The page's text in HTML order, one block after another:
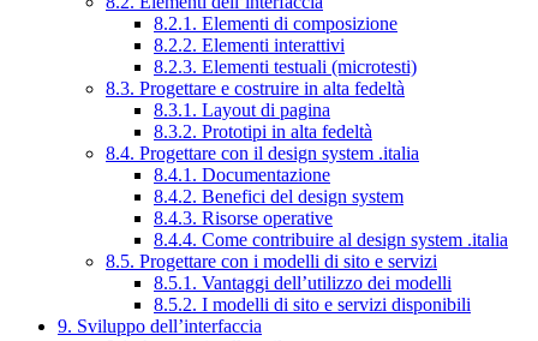
8.2.1. Elementi di composizione
8.2.2. Elementi interattivi
8.2.3. Elementi testuali (microtesti)
8.3. Progettare e costruire in alta fedeltà
8.3.1. Layout di pagina
8.3.2. Prototipi in alta fedeltà
8.4. Progettare con il design system .italia
8.4.1. Documentazione
8.4.2. Benefici del design system
8.4.3. Risorse operative
8.4.4. Come contribuire al design system .italia
8.5. Progettare con i modelli di sito e servizi
8.5.1. Vantaggi dell’utilizzo dei modelli
8.5.2. I modelli di sito e servizi disponibili
9. Sviluppo dell’interfaccia